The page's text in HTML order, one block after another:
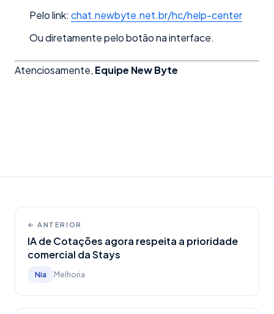
Pelo link: chat.newbyte.net.br/hc/help-center
Ou diretamente pelo botão na interface.
Atenciosamente, Equipe New Byte
← ANTERIOR
IA de Cotações agora respeita a prioridade
comercial da Stays
Nia Melhoria